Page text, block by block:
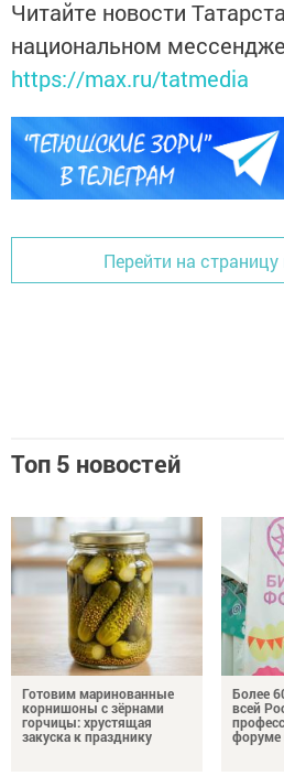
Читайте новости
национальном
https://max.ru/tatmedia
Перейти на страницу
Топ 5 новостей
Готовим маринованные
корнишоны с зёрнами
горчицы: хрустящая
закуска к празднику
Более
всей
форуме